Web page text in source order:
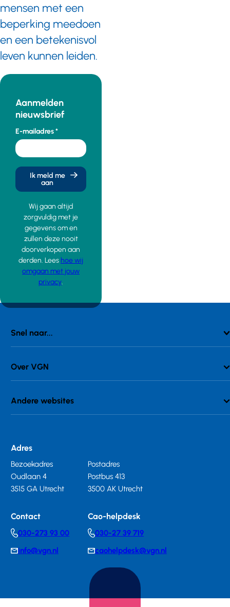
mensen met een
beperking meedoen
en een betekenisvol
leven kunnen leiden.
Aanmelden
nieuwsbrief
E-mailadres
Ik meld me
aan
Wij gaan altijd
zorgvuldig met je
gegevens om en
zullen deze nooit
doorverkopen aan
derden. Lees hoe wij
omgaan met jouw
privacy.
Snel naar...
Over VGN
Andere websites
Adres
Bezoekadres
Oudlaan 4
3515 GA Utrecht
Postadres
Postbus 413
3500 AK Utrecht
Contact
Telephonenumber
030-273 93 00
E-info@vgn.nl
Cao-helpdesk
Telephonenumber
030-27 39 719
E-caohelpdesk@vgn.nl